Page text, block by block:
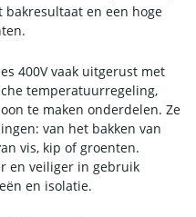
bakresultaat en een hoge
400V vaak uitgerust met
temperatuurregeling,
te maken onderdelen. Ze
van het bakken van
vis, kip of groenten.
en veiliger in gebruik
en isolatie.